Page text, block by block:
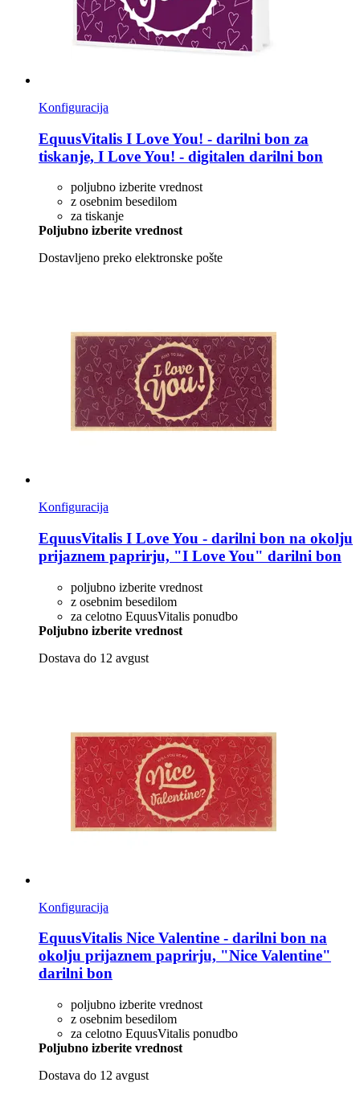
Konfiguracija
EquusVitalis I Love You! -​ darilni bon za
tiskanje, I Love You! -​ digitalen darilni bon
poljubno izberite vrednost
z osebnim besedilom
za tiskanje
Poljubno izberite vrednost
Dostavljeno preko elektronske pošte
Konfiguracija
EquusVitalis I Love You -​ darilni bon na okolju
prijaznem paprirju, "I Love You" darilni bon
poljubno izberite vrednost
z osebnim besedilom
za celotno EquusVitalis ponudbo
Poljubno izberite vrednost
Dostava do 12 avgust
Konfiguracija
EquusVitalis Nice Valentine -​ darilni bon na
okolju prijaznem paprirju, "Nice Valentine"
darilni bon
poljubno izberite vrednost
z osebnim besedilom
za celotno EquusVitalis ponudbo
Poljubno izberite vrednost
Dostava do 12 avgust